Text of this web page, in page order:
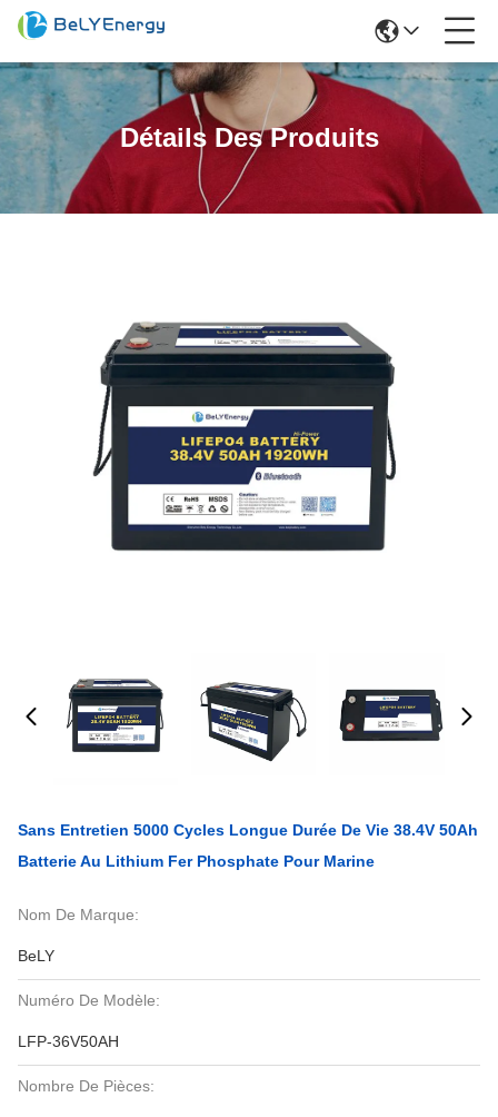
Détails Des Produits
Sans Entretien 5000 Cycles Longue Durée De Vie 38.4V 50Ah
Batterie Au Lithium Fer Phosphate Pour Marine
Nom De Marque:
BeLY
Numéro De Modèle:
LFP-36V50AH
Nombre De Pièces: